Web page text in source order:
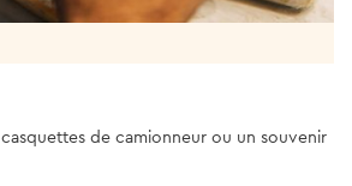
casquettes de camionneur ou un souvenir